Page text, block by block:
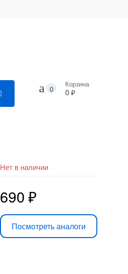
0
Корзина
0 ₽
Нет в наличии
690₽
Посмотреть аналоги